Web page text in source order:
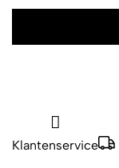
Klantenservice